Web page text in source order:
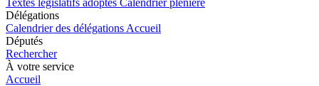
Délégations
Calendrier des délégations Accueil
Députés
Rechercher
À votre service
Accueil